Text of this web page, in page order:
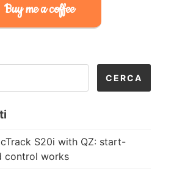
Buy me a coffee
S20i with QZ: start-
control works